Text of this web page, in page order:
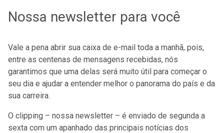
Nossa newsletter para você
Vale a pena abrir sua caixa de e-mail toda a manhã, pois,
entre as centenas de mensagens recebidas, nós
garantimos que uma delas será muito útil para começar o
seu dia e ajudar a entender melhor o panorama do país e da
sua carreira.
O clipping – nossa newsletter – é enviado de segunda a
sexta com um apanhado das principais notícias dos